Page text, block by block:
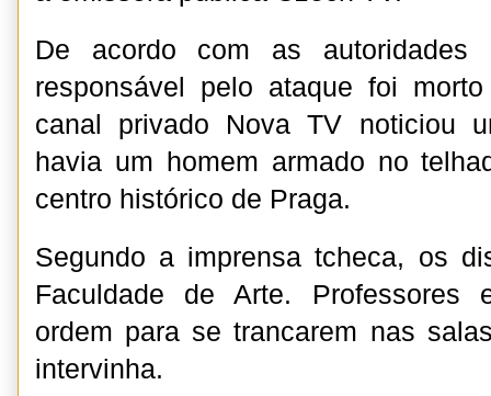
De acordo com as autoridades
responsável pelo ataque foi
canal privado Nova TV noticiou
havia um homem armado no
centro histórico de Praga.
Segundo a imprensa tcheca, os
Faculdade de Arte. Professores
ordem para se trancarem nas
intervinha.